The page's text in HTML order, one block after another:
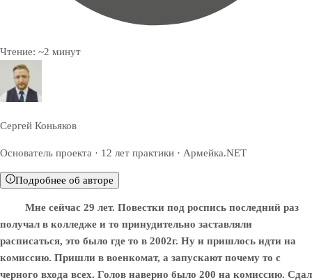
Чтение: ~2 минут
Сергей Коньяков
Основатель проекта · 12 лет практики · Армейка.NET
Подробнее об авторе
Мне сейчас 29 лет. Повестки под роспись последний раз
получал в колледже и то принудительно заставляли
расписаться, это было где то в 2002г. Ну и пришлось идти на
комиссию. Пришли в военкомат, а запускают почему то с
черного входа всех. Голов наверно было 200 на комиссию. Сдал